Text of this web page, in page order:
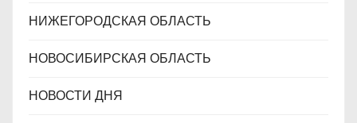
НИЖЕГОРОДСКАЯ ОБЛАСТЬ
НОВОСИБИРСКАЯ ОБЛАСТЬ
НОВОСТИ ДНЯ